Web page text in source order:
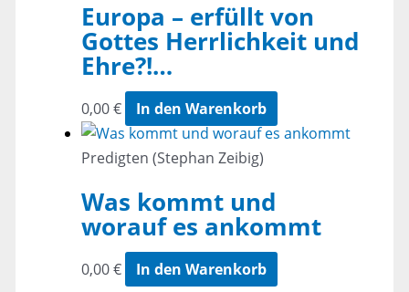
Europa – erfüllt von
Gottes Herrlichkeit und
Ehre?!…
0,00€ In den Warenkorb
Predigten (Stephan Zeibig)
Was kommt und
worauf es ankommt
0,00€ In den Warenkorb